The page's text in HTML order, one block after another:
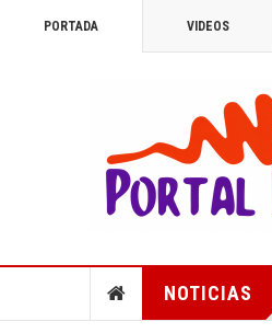
PORTADA VIDEOS
NOTICIAS